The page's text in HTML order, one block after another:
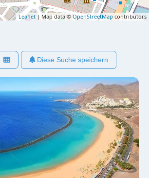
Leaflet | Map data ©OpenStreetMapcontributors
Diese Suche speichern